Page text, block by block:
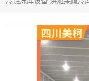
成都冻库，成都冻
德阳冻库安装，德
南充冻库设计,南充